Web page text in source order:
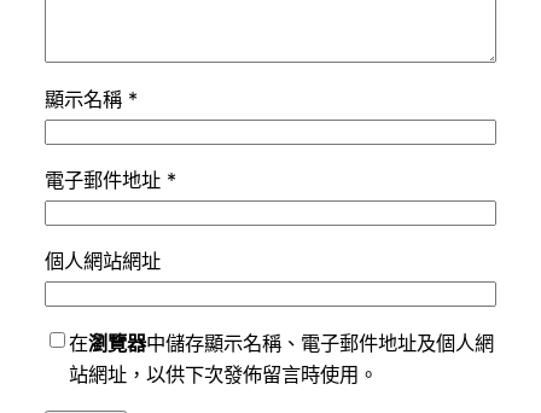
顯示名稱 *
電子郵件地址 *
個人網站網址
在瀏覽器中儲存顯示名稱、電子郵件地址及個人網
站網址，以供下次發佈留言時使用。